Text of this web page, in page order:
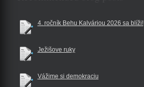
4. ročník Behu Kalváriou 2026 sa blíži!
Ježišove ruky
Vážime si demokraciu